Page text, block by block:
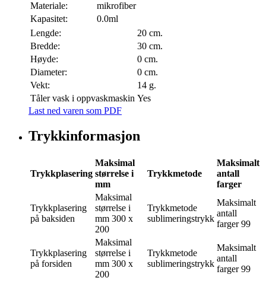
Materiale:
mikrofiber
Kapasitet:
0.0ml
Lengde:
20 cm.
Bredde:
30 cm.
Høyde:
0 cm.
Diameter:
0 cm.
Vekt:
14 g.
Tåler vask i oppvaskmaskin Yes
Last ned varen som PDF
Trykkinformasjon
Trykkplasering
Maksimal
størrelse i
mm
Trykkmetode
Maksimalt
antall
farger
Trykkplasering
på baksiden
Maksimal
størrelse i
mm 300 x
200
Trykkmetode
sublimeringstrykk
Maksimalt
antall
farger 99
Trykkplasering
på forsiden
Maksimal
størrelse i
mm 300 x
200
Trykkmetode
sublimeringstrykk
Maksimalt
antall
farger 99